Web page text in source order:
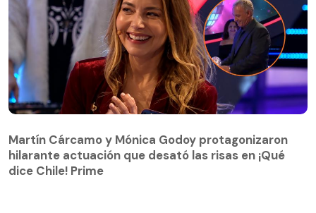
hilarante actuación que desató las risas en ¡Qué
dice Chile! Prime
Martín Cárcamo y Mónica Godoy protagonizaron
hilarante actuación que desató las risas en ¡Qué
dice Chile! Prime